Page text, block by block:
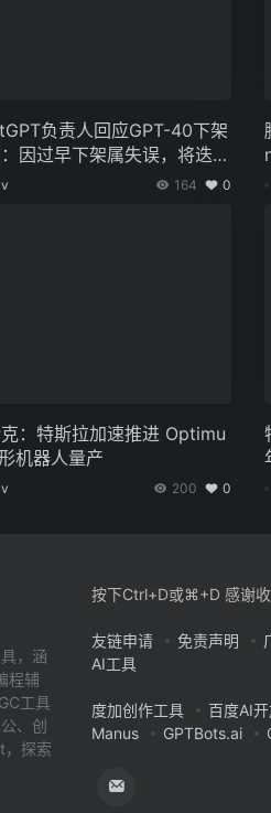
负责人回应GPT-40下架
因过早下架属失误，将迭代
格
164 0
：特斯拉加速推进 Optimu
机器人量产
200 0
，涵
程辅
工具
、创
，探索
按下Ctrl+D或⌘+D 感谢
友链申请 免责声明
AI工具
度加创作工具 百度AI
Manus
GPTBots.ai